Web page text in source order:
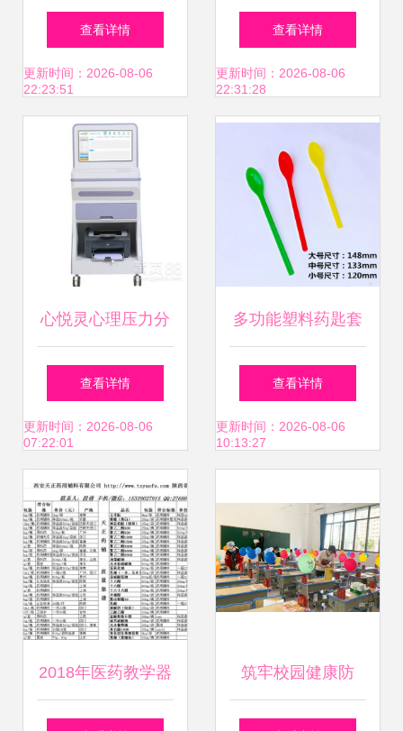
方法及其在医药教
学器材中的应用
查看详情
更新时间：2026-08-06
22:23:51
材价格与批发市场
解析 来自教育装备
网第47页的洞察
查看详情
更新时间：2026-08-06
22:31:28
心悦灵心理压力分
析仪解析 专业心理
咨询设备的市场表
现与厂家报价
查看详情
更新时间：2026-08-06
07:22:01
多功能塑料药匙套
装 化学实验与医药
教学的精准助手
查看详情
更新时间：2026-08-06
10:13:27
2018年医药教学器
材市场行情、报价
筑牢校园健康防
线，海口中小学多